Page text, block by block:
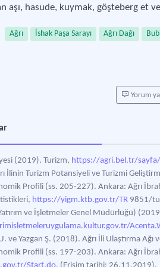
aşı, hasude, kuymak, göşteberg et
Ağrı İshak Paşa Sarayı Ağrı Dağı
Yorum
(2019). Turizm, https://agri.bel.tr/
İlinin Turizm Potansiyeli ve Turizmi
Profili (ss. 205-227). Ankara: Ağrı
https://yigm.ktb.gov.tr/TR 9851/
ve İşletmeler Genel Müdürlüğü)
ve Yazgan Ş. (2018). Ağrı İli Ulaştırma
Profili (ss. 197-203). Ankara: Ağrı